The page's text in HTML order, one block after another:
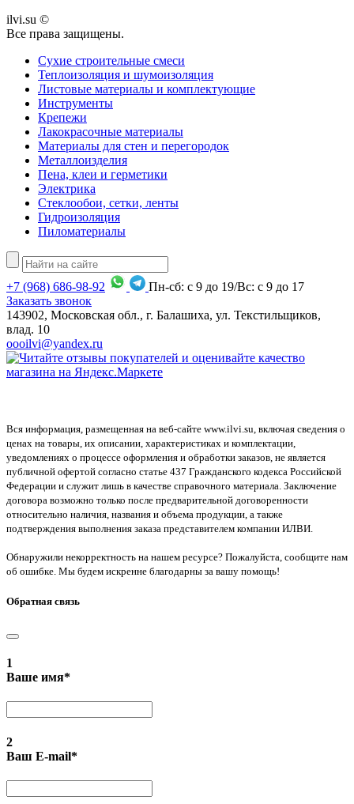
ilvi.su ©
Все права защищены.
Сухие строительные смеси
Теплоизоляция и шумоизоляция
Листовые материалы и комплектующие
Инструменты
Крепежи
Лакокрасочные материалы
Материалы для стен и перегородок
Металлоизделия
Пена, клеи и герметики
Электрика
Стеклообои, сетки, ленты
Гидроизоляция
Пиломатериалы
+7 (968) 686-98-92
Пн-сб: с 9 до 19/Вс: с 9 до 17
Заказать звонок
143902, Московская обл., г. Балашиха, ул. Текстильщиков,
влад. 10
oooilvi@yandex.ru
Вся информация, размещенная на веб-сайте www.ilvi.su, включая сведения о
ценах на товары, их описании, характеристиках и комплектации,
уведомлениях о процессе оформления и обработки заказов, не является
публичной офертой согласно статье 437 Гражданского кодекса Российской
Федерации и служит лишь в качестве справочного материала. Заключение
договора возможно только после предварительной договоренности
относительно наличия, названия и объема продукции, а также
подтверждения выполнения заказа представителем компании ИЛВИ.
Обнаружили некорректность на нашем ресурсе? Пожалуйста, сообщите нам
об ошибке. Мы будем искренне благодарны за вашу помощь!
Обратная связь
1
Ваше имя*
2
Ваш E-mail*